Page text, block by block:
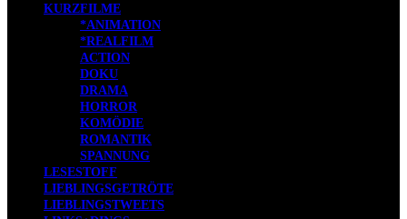
KURZFILME
*ANIMATION
*REALFILM
ACTION
DOKU
DRAMA
HORROR
KOMÖDIE
ROMANTIK
SPANNUNG
LESESTOFF
LIEBLINGSGETRÖTE
LIEBLINGSTWEETS